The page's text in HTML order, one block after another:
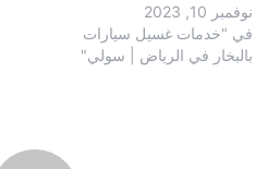
نوفمبر 10, 2023
في "خدمات غسيل سيارات
بالبخار في الرياض | سولي"